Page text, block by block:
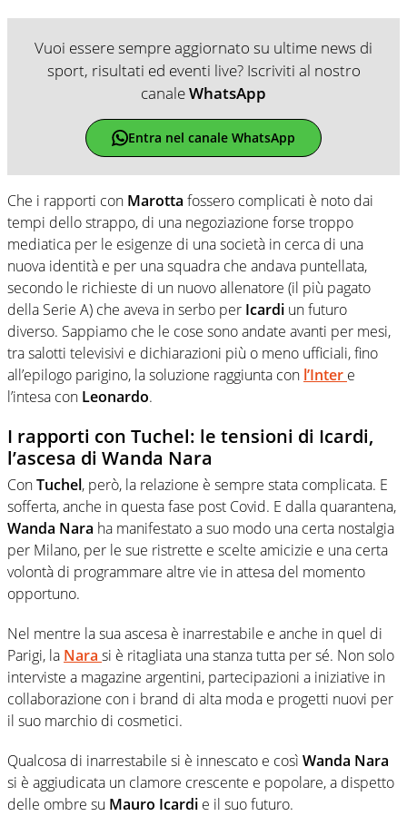
Vuoi essere sempre aggiornato su ultime news di
sport, risultati ed eventi live? Iscriviti al nostro
canaleWhatsApp
Entra nel canale WhatsApp
Che i rapporti con Marotta fossero complicati è noto dai
tempi dello strappo, di una negoziazione forse troppo
mediatica per le esigenze di una società in cerca di una
nuova identità e per una squadra che andava puntellata,
secondo le richieste di un nuovo allenatore (il più pagato
della Serie A) che aveva in serbo per Icardi un futuro
diverso. Sappiamo che le cose sono andate avanti per mesi,
tra salotti televisivi e dichiarazioni più o meno ufficiali, fino
all’epilogo parigino, la soluzione raggiunta con l’Inter e
l’intesa con Leonardo.
I rapporti con Tuchel: le tensioni di Icardi,
l’ascesa di Wanda Nara
ConTuchel, però, la relazione è sempre stata complicata. E
sofferta, anche in questa fase post Covid. E dalla quarantena,
Wanda Nara ha manifestato a suo modo una certa nostalgia
per Milano, per le sue ristrette e scelte amicizie e una certa
volontà di programmare altre vie in attesa del momento
opportuno.
Nel mentre la sua ascesa è inarrestabile e anche in quel di
Parigi, la Nara si è ritagliata una stanza tutta per sé. Non solo
interviste a magazine argentini, partecipazioni a iniziative in
collaborazione con i brand di alta moda e progetti nuovi per
il suo marchio di cosmetici.
Qualcosa di inarrestabile si è innescato e così Wanda Nara
si è aggiudicata un clamore crescente e popolare, a dispetto
delle ombre su Mauro Icardi e il suo futuro.